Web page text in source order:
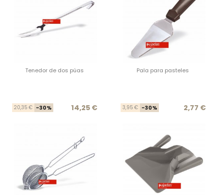
Tenedor de dos púas
Precio base
20,35 € -30% Precio
14,25 €
Pala para pasteles
3,95 € -30% 2,77 €